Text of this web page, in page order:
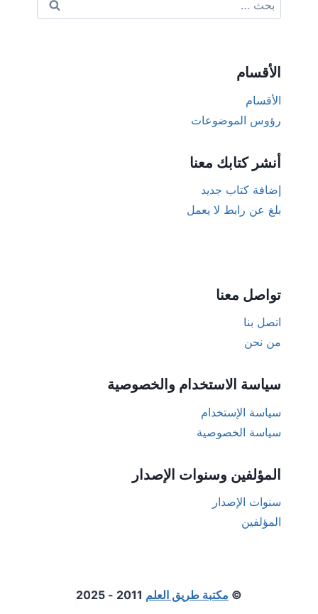
عن:
الأقسام
الأقسام
رؤوس الموضوعات
أنشر كتابك معنا
إضافة كتاب جديد
بلغ عن رابط لا يعمل
تواصل معنا
اتصل بنا
من نحن
سياسة الاستخدام والخصوصية
سياسة الإستخدام
سياسة الخصوصية
المؤلفين وسنوات الإصدار
سنوات الإصدار
المؤلفين
© مكتبة طريق العلم